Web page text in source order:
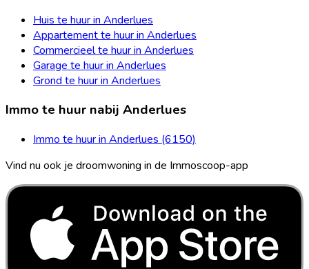
Huis te huur in Anderlues
Appartement te huur in Anderlues
Commercieel te huur in Anderlues
Garage te huur in Anderlues
Grond te huur in Anderlues
Immo te huur nabij Anderlues
Immo te huur in Anderlues (6150)
Vind nu ook je droomwoning in de Immoscoop-app